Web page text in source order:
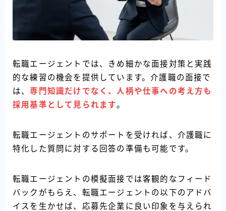
転職エージェントでは、きめ細かな面接対策と実践
的な練習の機会を提供しています。介護職の面接で
は、専門知識だけでなく、人柄や仕事への考え方も
採用基準として見られます。
転職エージェントのサポートを受ければ、介護職に
特化した質問に対する回答の準備も可能です。
転職エージェントの模擬面接では客観的なフィード
バックがもらえ、転職エージェントの以下のアドバ
イスを生かせば、応募先企業に良い印象を与えられ